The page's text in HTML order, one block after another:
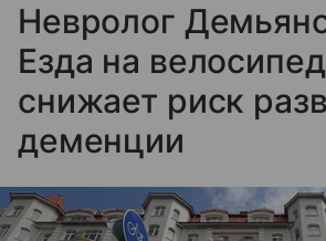
Невролог
Езда на
снижает риск
деменции